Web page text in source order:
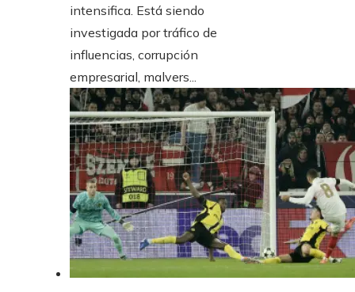
intensifica. Está siendo
investigada por tráfico de
influencias, corrupción
empresarial, malvers...